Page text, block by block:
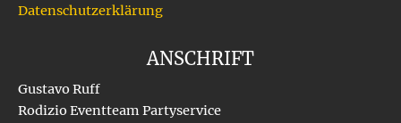
Datenschutzerklärung
ANSCHRIFT
Gustavo Ruff
Rodizio Eventteam Partyservice